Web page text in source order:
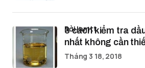
3 cách kiểm tra
nhất không cần
bởi lamtt
Tháng 3 18, 2018